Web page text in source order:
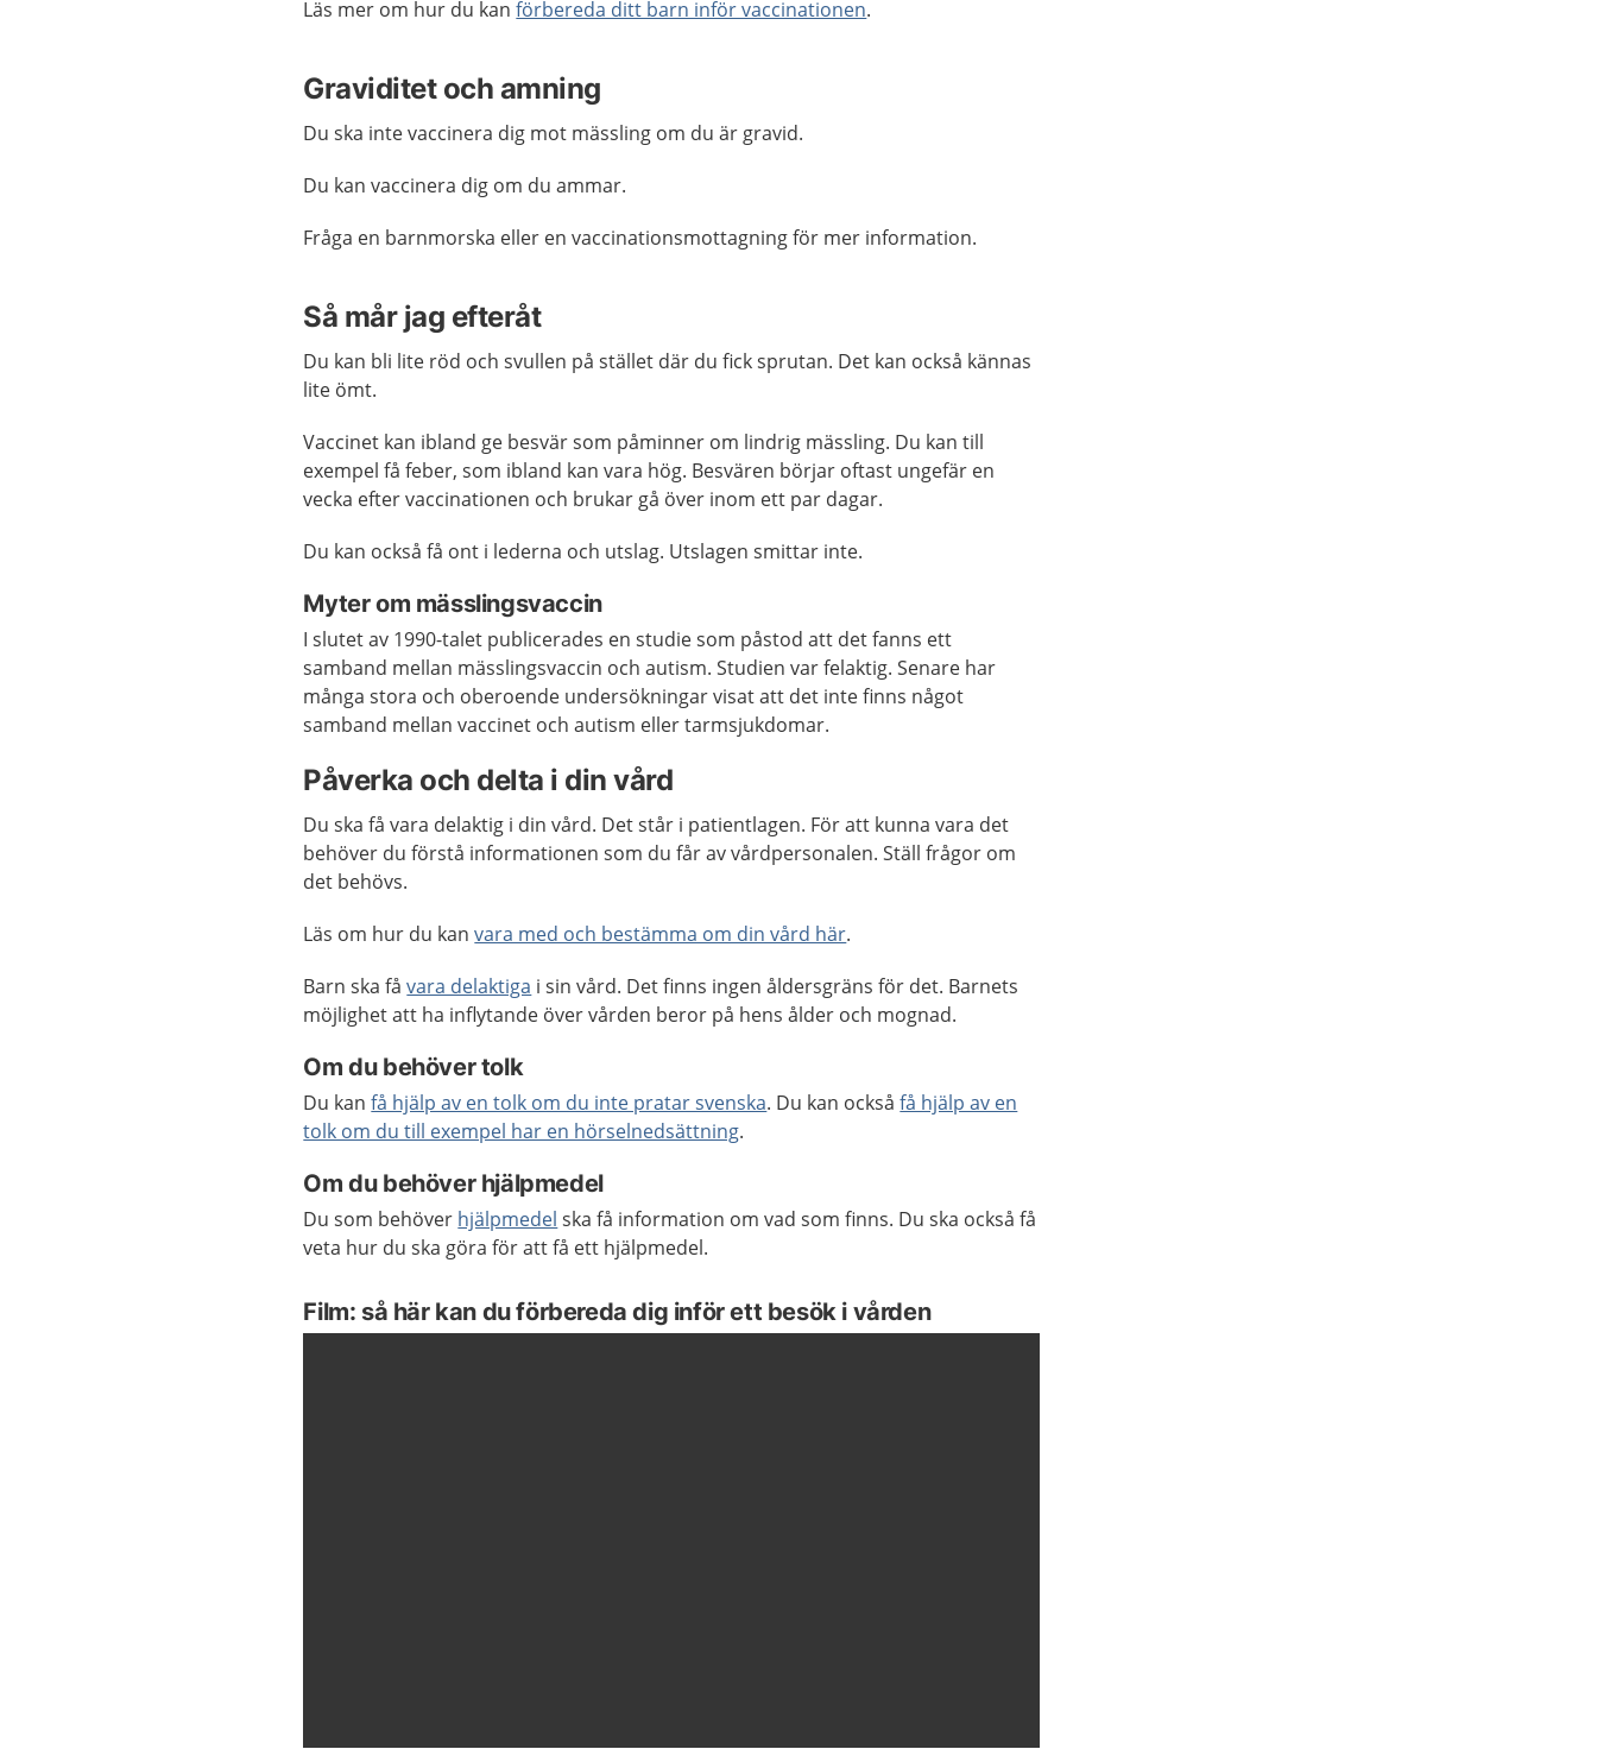
Läs mer om hur du kanförbereda ditt barn inför vaccinationen.
Graviditet och amning
Du ska inte vaccinera dig mot mässling om du är gravid.
Du kan vaccinera dig om du ammar.
Fråga en barnmorska eller en vaccinationsmottagning för mer information.
Så mår jag efteråt
Du kan bli lite röd och svullen på stället där du fick sprutan. Det kan också kännas
lite ömt.
Vaccinet kan ibland ge besvär som påminner om lindrig mässling. Du kan till
exempel få feber, som ibland kan vara hög. Besvären börjar oftast ungefär en
vecka efter vaccinationen och brukar gå över inom ett par dagar.
Du kan också få ont i lederna och utslag. Utslagen smittar inte.
Myter om mässlingsvaccin
I slutet av 1990-talet publicerades en studie som påstod att det fanns ett
samband mellan mässlingsvaccin och autism. Studien var felaktig. Senare har
många stora och oberoende undersökningar visat att det inte finns något
samband mellan vaccinet och autism eller tarmsjukdomar.
Påverka och delta i din vård
Du ska få vara delaktig i din vård. Det står i patientlagen. För att kunna vara det
behöver du förstå informationen som du får av vårdpersonalen. Ställ frågor om
det behövs.
Läs om hur du kanvara med och bestämma om din vård här.
Barn ska fåvara delaktiga i sin vård. Det finns ingen åldersgräns för det. Barnets
möjlighet att ha inflytande över vården beror på hens ålder och mognad.
Om du behöver tolk
Du kanfå hjälp av en tolk om du inte pratar svenska. Du kan ocksåfå hjälp av en
tolk om du till exempel har en hörselnedsättning.
Om du behöver hjälpmedel
Du som behöver hjälpmedel ska få information om vad som finns. Du ska också få
veta hur du ska göra för att få ett hjälpmedel.
Film: så här kan du förbereda dig inför ett besök i vården